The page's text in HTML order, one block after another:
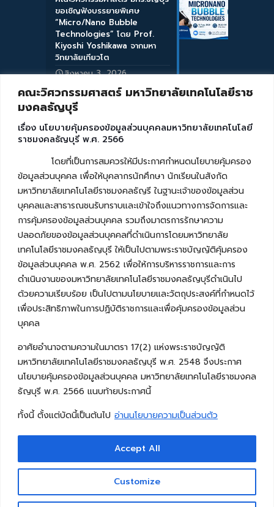
คณะวิศวกรรมศาสตร์ มหาวิทยาลัยเทคโนโลยีราช
มงคลธัญบุรี
เรื่อง นโยบายคุ้มครองข้อมูลส่วนบุคคลมหาวิทยาลัยเทคโนโลยี
ราชมงคลธัญบุรี พ.ศ. 2566
โดยที่เป็นการสมควรให้มีประกาศกำหนดนโยบายคุ้มครอง
ข้อมูลส่วนบุคคล เพื่อให้บุคลากรนักศึกษา นักเรียนในสังกัด
มหาวิทยาลัยเทคโนโลยีราชมงคลธัญรี ในฐานะเจ้าของข้อมูลส่วน
บุคคลและสาธารณชนรับทราบและเข้าใจถึงแนวทางการจัดการและ
การคุ้มครองข้อมูลส่วนบุคคล รวมถึงมาตรการรักษาความ
ปลอดภัยของข้อมูลส่วนบุคคลที่ดำเนินการโดยมหาวิทยาลัย
เทคโนโลยีราชมงคลธัญบุรี ให้เป็นไปตามพระราชบัญญัติคุ้มครอง
ข้อมูลส่วนบุคคล พ.ศ. 2562 เพื่อให้การบริหารราชการและการ
ดำเนินงานของมหาวิทยาลัยเทคโนโลยีราชมงคลธัญบุรีดำเนินไป
ด้วยความเรียบร้อย เป็นไปตามนโยบายและวัตถุประสงค์ที่กำหนดไว้
เพื่อประสิทธิภาพในการปฏิบัติราชการและเพื่อคุ้มครองข้อมูลส่วน
บุคคล
อาศัยอำนาจตามความในมาตรา 17(2) แห่งพระราชบัญญัติ
มหาวิทยาลัยเทคโนโลยีราชมงคลธัญบุรี พ.ศ. 2548 จึงประกาศ
นโยบายคุ้มครองข้อมูลส่วนบุคคล มหาวิทยาลัยเทคโนโลยีราชมงคล
ธัญบุรี พ.ศ. 2566 แนบท้ายประกาศนี้
ทั้งนี้ ตั้งแต่บัดนี้เป็นต้นไป อ่านนโยบายความเป็นส่วนตัว
Customize
Accept All
ขอเชิญฟังบรรยายพิเศษ
“Micro/Nano Bubble
Technologies” โดย Prof.
Kiyoshi Yoshikawa จากมหา
วิทยาลัยเกียวโต
สิงหาคม 3, 2026
Copyright © 2026 คณะวิศวกรรมศาสตร์ มหาวิทยาลัย
เทคโนโลยีราชมงคลธัญบุรี